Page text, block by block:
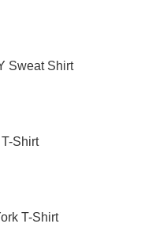
Sweat Shirt
Shirt
T-Shirt